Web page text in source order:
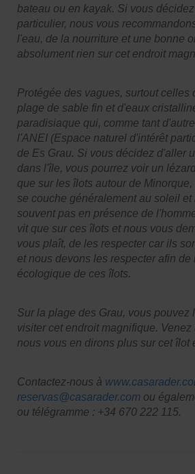
bateau ou en kayak. Si vous
particulier, nous vous
l'eau, de la nourriture et une bonne
absolument rien sur cet endroit
Protégée des vagues, surtout celles
plage de sable fin et d'eaux
paradisiaque qui, comme tant
l'ANEI (Espace naturel d'intérêt
de Es Grau. Si vous décidez d'aller
dans l'île, vous pourrez voir un
que sur les îlots autour de
se couche généralement au soleil et
souvent pas en présence de
vit que sur ces îlots et nous vous
vous plaît, de les respecter car ils
et nous devons les respecter afin
écologique de ces îlots.
Sur la plage des Grau, vous pouvez
visiter cet endroit magnifique.
nous vous en dirons plus sur cet îlot
Contactez-nous à
reservas@casarader.com ou
ou télégramme : +34 670 222 115.